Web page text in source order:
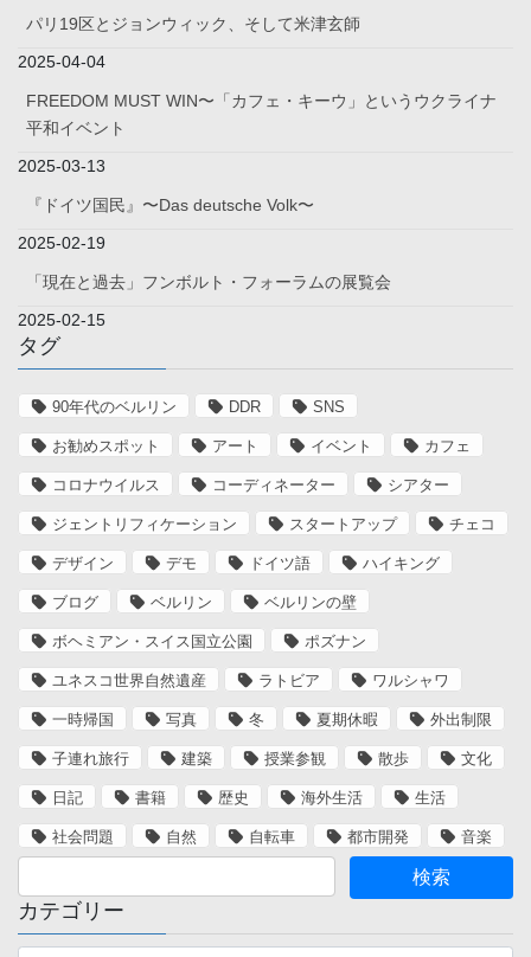
パリ19区とジョンウィック、そして米津玄師
2025-04-04
FREEDOM MUST WIN〜「カフェ・キーウ」というウクライナ
平和イベント
2025-03-13
『ドイツ国民』〜Das deutsche Volk〜
2025-02-19
「現在と過去」フンボルト・フォーラムの展覧会
2025-02-15
タグ
90年代のベルリン DDR SNS
お勧めスポット アート イベント カフェ
コロナウイルス コーディネーター シアター
ジェントリフィケーション スタートアップ チェコ
デザイン デモ ドイツ語 ハイキング
ブログ ベルリン ベルリンの壁
ボヘミアン・スイス国立公園 ポズナン
ユネスコ世界自然遺産 ラトビア ワルシャワ
一時帰国 写真 冬 夏期休暇 外出制限
子連れ旅行 建築 授業参観 散歩 文化
日記 書籍 歴史 海外生活 生活
社会問題 自然 自転車 都市開発 音楽
カテゴリー